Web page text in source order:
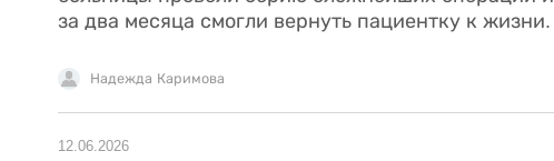
за два месяца смогли вернуть пациентку к жизни.
Надежда Каримова
12.06.2026